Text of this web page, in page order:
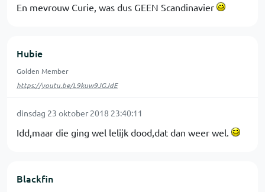
En mevrouw Curie, was dus GEEN Scandinavier
Hubie
Golden Member
https://youtu.be/L9kuw9JGJdE
dinsdag 23 oktober 2018 23:40:11
Idd,maar die ging wel lelijk dood,dat dan weer wel.
Blackfin